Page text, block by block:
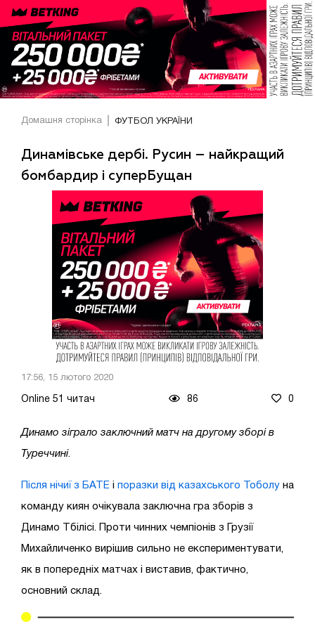
Домашня сторінка ФУТБОЛ УКРАЇНИ
Динамівське дербі. Русин – найкращий
бомбардир і суперБущан
17:56, 15 лютого 2020
Online 51 читач 86 0
Динамо зіграло заключний матч на другому зборі в
Туреччині.
Після нічиї з БАТЕ і поразки від казахського Тоболу на
команду киян очікувала заключна гра зборів з
Динамо Тбілісі. Проти чинних чемпіонів з Грузії
Михайличенко вирішив сильно не експериментувати,
як в попередніх матчах і виставив, фактично,
основний склад.